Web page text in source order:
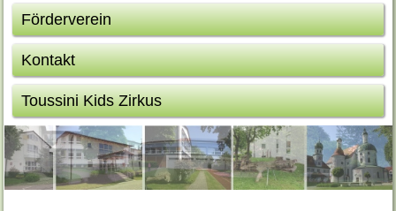
Förderverein
Kontakt
Toussini Kids Zirkus